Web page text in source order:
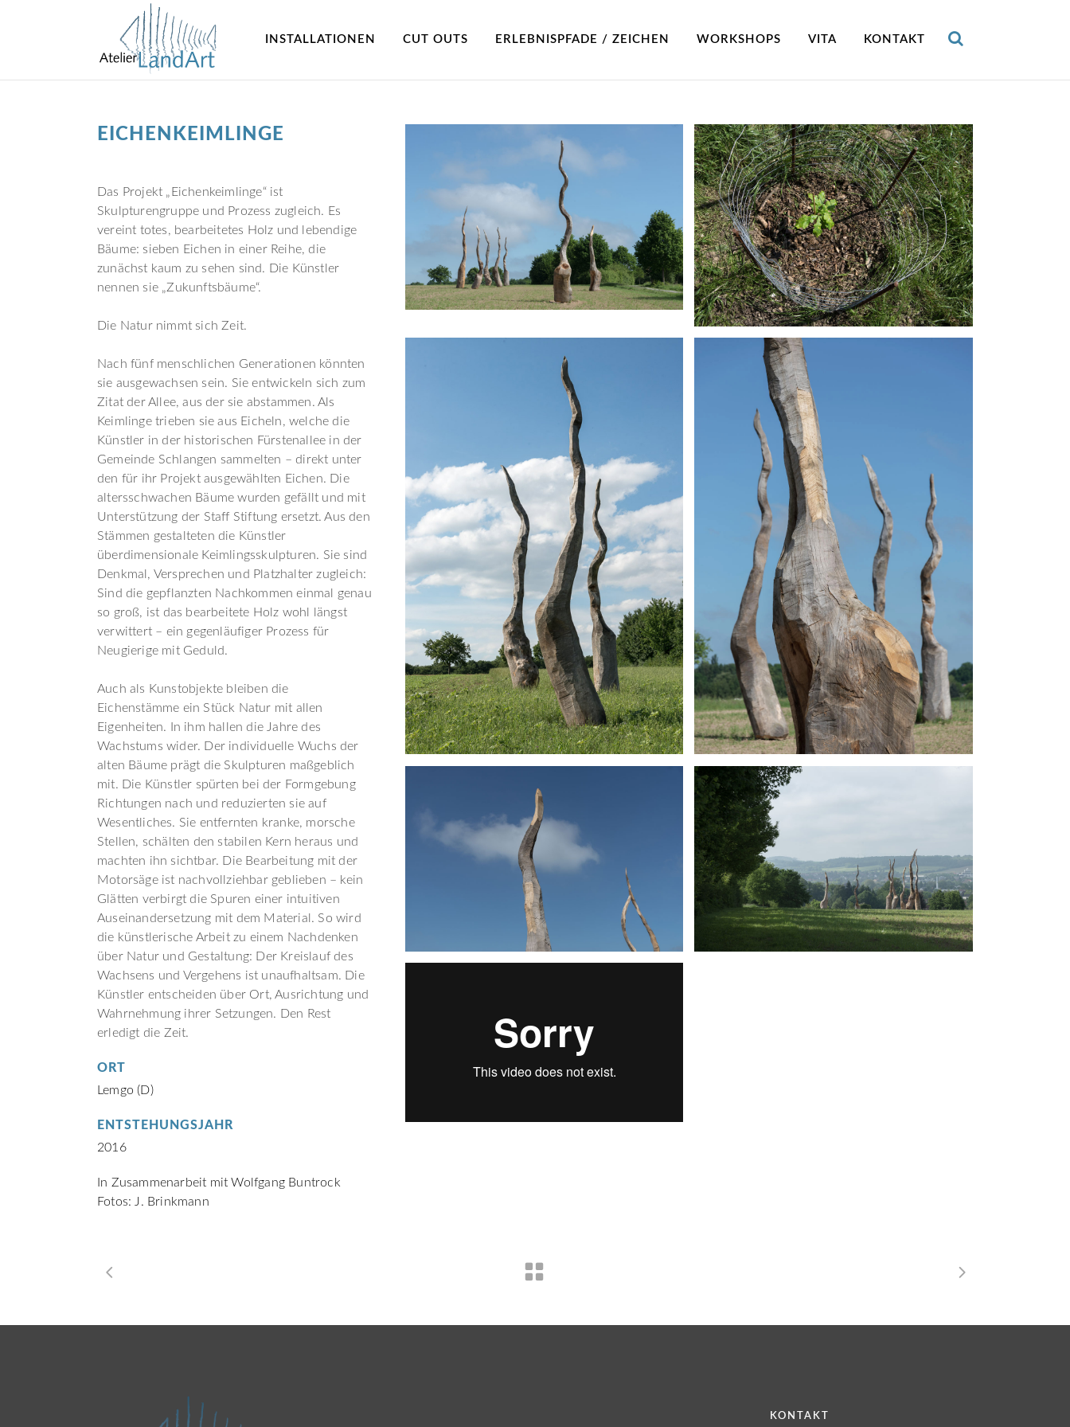
INSTALLATIONEN CUT OUTS ERLEBNISPFADE / ZEICHEN WORKSHOPS VITA KONTAKT
EICHENKEIMLINGE
EICHENKEIMLINGE
Das Projekt „Eichenkeimlinge“ ist
Skulpturengruppe und Prozess zugleich. Es
vereint totes, bearbeitetes Holz und lebendige
Bäume: sieben Eichen in einer Reihe, die
zunächst kaum zu sehen sind. Die Künstler
nennen sie „Zukunftsbäume“.
Die Natur nimmt sich Zeit.
Nach fünf menschlichen Generationen könnten
sie ausgewachsen sein. Sie entwickeln sich zum
Zitat der Allee, aus der sie abstammen. Als
Keimlinge trieben sie aus Eicheln, welche die
Künstler in der historischen Fürstenallee in der
Gemeinde Schlangen sammelten – direkt unter
den für ihr Projekt ausgewählten Eichen. Die
altersschwachen Bäume wurden gefällt und mit
Unterstützung der Staff Stiftung ersetzt. Aus den
Stämmen gestalteten die Künstler
überdimensionale Keimlingsskulpturen. Sie sind
Denkmal, Versprechen und Platzhalter zugleich:
Sind die gepflanzten Nachkommen einmal genau
so groß, ist das bearbeitete Holz wohl längst
verwittert – ein gegenläufiger Prozess für
Neugierige mit Geduld.
Auch als Kunstobjekte bleiben die
Eichenstämme ein Stück Natur mit allen
Eigenheiten. In ihm hallen die Jahre des
Wachstums wider. Der individuelle Wuchs der
alten Bäume prägt die Skulpturen maßgeblich
mit. Die Künstler spürten bei der Formgebung
Richtungen nach und reduzierten sie auf
Wesentliches. Sie entfernten kranke, morsche
Stellen, schälten den stabilen Kern heraus und
machten ihn sichtbar. Die Bearbeitung mit der
Motorsäge ist nachvollziehbar geblieben – kein
Glätten verbirgt die Spuren einer intuitiven
Auseinandersetzung mit dem Material. So wird
die künstlerische Arbeit zu einem Nachdenken
über Natur und Gestaltung: Der Kreislauf des
Wachsens und Vergehens ist unaufhaltsam. Die
Künstler entscheiden über Ort, Ausrichtung und
Wahrnehmung ihrer Setzungen. Den Rest
erledigt die Zeit.
ORT
Lemgo (D)
ENTSTEHUNGSJAHR
2016
In Zusammenarbeit mit Wolfgang Buntrock
Fotos: J. Brinkmann
KONTAKT